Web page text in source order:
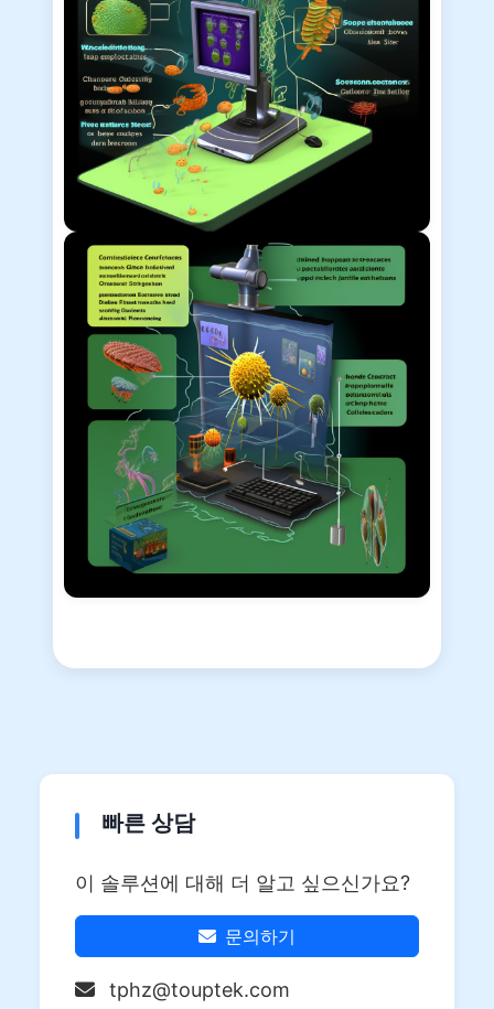
빠른 상담
이 솔루션에 대해 더 알고 싶으신가요?
문의하기
tphz@touptek.com